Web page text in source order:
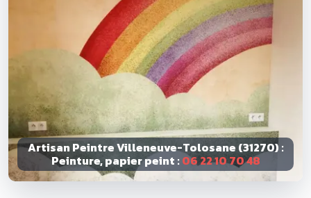
Artisan Peintre Villeneuve-Tolosane (31270) :
Peinture, papier peint :06 22 10 70 48